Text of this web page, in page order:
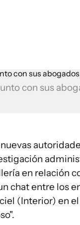
con sus
en relación
chat entre los
(Interior) en